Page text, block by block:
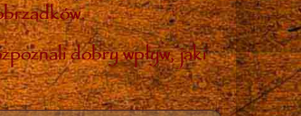
dobry wpływ, jaki